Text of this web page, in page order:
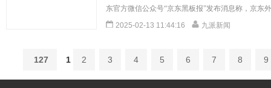
东官方微信公众号“京东黑板报”发布消息称，京东
2025-02-13 11:44:16
九派新闻
127 1 2 3 4 5 6 7 8 9